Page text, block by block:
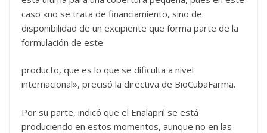
caso «no se trata de financiamiento, sino de
disponibilidad de un excipiente que forma parte de la
formulación de este
producto, que es lo que se dificulta a nivel
internacional», precisó la directiva de BioCubaFarma.
Por su parte, indicó que el Enalapril se está
produciendo en estos momentos, aunque no en las